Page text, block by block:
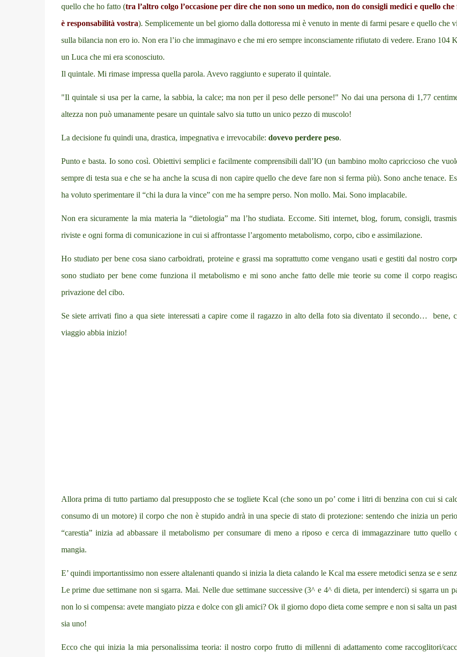
quello che ho fatto (tra l’altro colgo l’occasione per dire che non sono un medico, non do consigli medici e quello che
è responsabilità vostra). Semplicemente un bel giorno dalla dottoressa mi è venuto in mente di farmi pesare e quello che
sulla bilancia non ero io. Non era l’io che immaginavo e che mi ero sempre inconsciamente rifiutato di vedere. Erano 104
un Luca che mi era sconosciuto.
Il quintale. Mi rimase impressa quella parola. Avevo raggiunto e superato il quintale.
"Il quintale si usa per la carne, la sabbia, la calce; ma non per il peso delle persone!" No dai una persona di 1,77
altezza non può umanamente pesare un quintale salvo sia tutto un unico pezzo di muscolo!
La decisione fu quindi una, drastica, impegnativa e irrevocabile: dovevo perdere peso.
Punto e basta. Io sono così. Obiettivi semplici e facilmente comprensibili dall’IO (un bambino molto capriccioso che
sempre di testa sua e che se ha anche la scusa di non capire quello che deve fare non si ferma più). Sono anche tenace.
ha voluto sperimentare il “chi la dura la vince” con me ha sempre perso. Non mollo. Mai. Sono implacabile.
Non era sicuramente la mia materia la “dietologia” ma l’ho studiata. Eccome. Siti internet, blog, forum, consigli,
riviste e ogni forma di comunicazione in cui si affrontasse l’argomento metabolismo, corpo, cibo e assimilazione.
Ho studiato per bene cosa siano carboidrati, proteine e grassi ma soprattutto come vengano usati e gestiti dal nostro
sono studiato per bene come funziona il metabolismo e mi sono anche fatto delle mie teorie su come il corpo
privazione del cibo.
Se siete arrivati fino a qua siete interessati a capire come il ragazzo in alto della foto sia diventato il secondo… bene,
viaggio abbia inizio!
Allora prima di tutto partiamo dal presupposto che se togliete Kcal (che sono un po’ come i litri di benzina con cui si
consumo di un motore) il corpo che non è stupido andrà in una specie di stato di protezione: sentendo che inizia un
“carestia” inizia ad abbassare il metabolismo per consumare di meno a riposo e cerca di immagazzinare tutto quello
mangia.
E’ quindi importantissimo non essere altalenanti quando si inizia la dieta calando le Kcal ma essere metodici senza se e
Le prime due settimane non si sgarra. Mai. Nelle due settimane successive (3^ e 4^ di dieta, per intenderci) si sgarra un
non lo si compensa: avete mangiato pizza e dolce con gli amici? Ok il giorno dopo dieta come sempre e non si salta un
sia uno!
Ecco che qui inizia la mia personalissima teoria: il nostro corpo frutto di millenni di adattamento come raccoglitori/